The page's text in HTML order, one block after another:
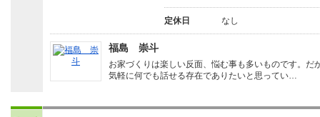
定休日 なし
福島 崇斗
お家づくりは楽しい反面、悩む事も多いものです。だ
気軽に何でも話せる存在でありたいと思ってい…